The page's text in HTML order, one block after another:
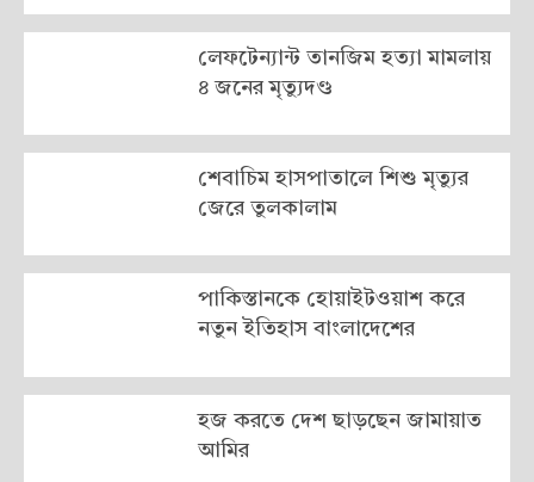
লেফটেন্যান্ট তানজিম হত্যা মামলায়
৪ জনের মৃত্যুদণ্ড
শেবাচিম হাসপাতালে শিশু মৃত্যুর
জেরে তুলকালাম
পাকিস্তানকে হোয়াইটওয়াশ করে
নতুন ইতিহাস বাংলাদেশের
হজ করতে দেশ ছাড়ছেন জামায়াত
আমির